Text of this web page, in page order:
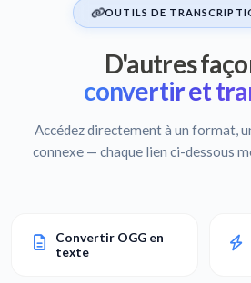
OUTILS DE
D'autres
convertir et
Accédez directement à un format,
connexe — chaque lien ci-dessous
Convertir OGG en
texte